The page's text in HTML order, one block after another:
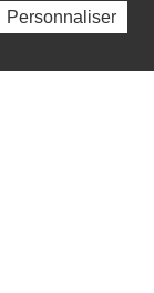
Personnaliser